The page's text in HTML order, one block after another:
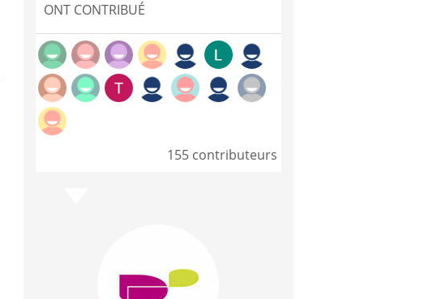
ONT CONTRIBUÉ
155 contributeurs